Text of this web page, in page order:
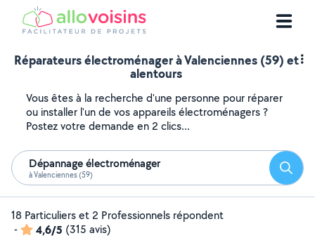
Réparateurs électroménager à Valenciennes (59) et
alentours
Vous êtes à la recherche d'une personne pour réparer
ou installer l'un de vos appareils électroménagers ?
Postez votre demande en 2 clics...
Dépannage électroménager
à Valenciennes (59)
18 Particuliers et 2 Professionnels répondent
-
4,6/5 (315 avis)